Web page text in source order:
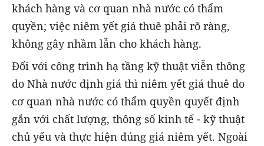
khách hàng và cơ quan nhà nước có thẩm
quyền; việc niêm yết giá thuê phải rõ ràng,
không gây nhầm lẫn cho khách hàng.
Đối với công trình hạ tầng kỹ thuật viễn thông
do Nhà nước định giá thì niêm yết giá thuê do
cơ quan nhà nước có thẩm quyền quyết định
gắn với chất lượng, thông số kinh tế - kỹ thuật
chủ yếu và thực hiện đúng giá niêm yết. Ngoài